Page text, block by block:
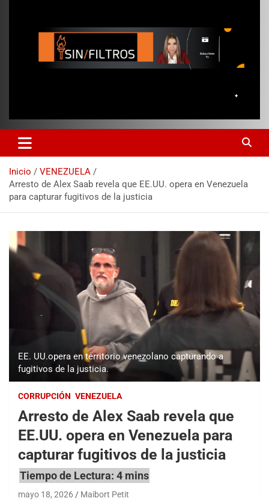
Inicio
VENEZUELA
Arresto de Alex Saab revela que EE.UU. opera en Venezuela
para capturar fugitivos de la justicia
EE. UU.opera en territorio venezolano capturando a
fugitivos de la justicia.
CORRUPCIÓN VENEZUELA
Arresto de Alex Saab revela que
EE.UU. opera en Venezuela para
capturar fugitivos de la justicia
mayo 18, 2026 Maibort Petit